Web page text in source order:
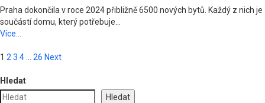
Praha dokončila v roce 2024 přibližně 6500 nových bytů. Každý z nich je
součástí domu, který potřebuje...
Více...
Posts
pagination
1 23 4 … 26 Next
Hledat
Hledat